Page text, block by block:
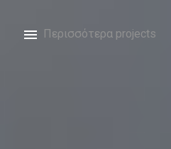
Περισσότερα projects